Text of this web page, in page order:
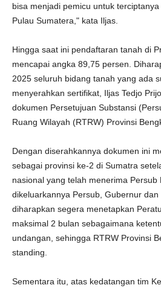
bisa menjadi pemicu untuk
Pulau Sumatera," kata Iljas.
Hingga saat ini pendaftaran tanah di
mencapai angka 89,75 persen.
2025 seluruh bidang tanah yang ada
menyerahkan sertifikat, Iljas Tedjo
dokumen Persetujuan Substansi
Ruang Wilayah (RTRW) Provinsi
Dengan diserahkannya dokumen ini
sebagai provinsi ke-2 di Sumatra
nasional yang telah menerima Persub
dikeluarkannya Persub, Gubernur dan
diharapkan segera menetapkan
maksimal 2 bulan sebagaimana
undangan, sehingga RTRW Provinsi
standing.
Sementara itu, atas kedatangan tim